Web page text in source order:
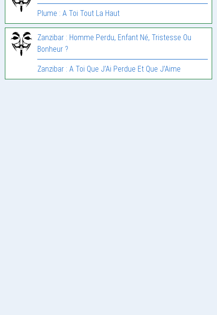
Plume : A Toi Tout La Haut
Zanzibar : Homme Perdu, Enfant Né, Tristesse Ou
Bonheur ?
Zanzibar : A Toi Que J’Ai Perdue Et Que J’Aime